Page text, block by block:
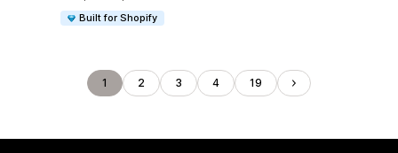
Built for Shopify
1 2 3 4 19